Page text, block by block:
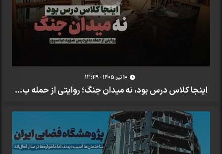
10 تير 1405 - 13:49
اینجا کلاس درس بود، نه میدان جنگ؛ روایتی از حمله ب...